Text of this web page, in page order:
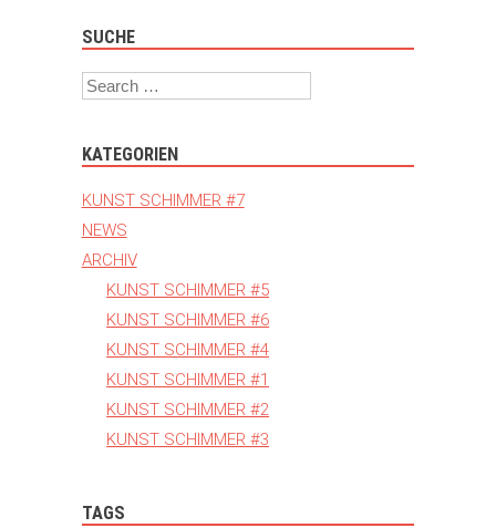
SUCHE
Search
KATEGORIEN
KUNST SCHIMMER #7
NEWS
ARCHIV
KUNST SCHIMMER #5
KUNST SCHIMMER #6
KUNST SCHIMMER #4
KUNST SCHIMMER #1
KUNST SCHIMMER #2
KUNST SCHIMMER #3
TAGS